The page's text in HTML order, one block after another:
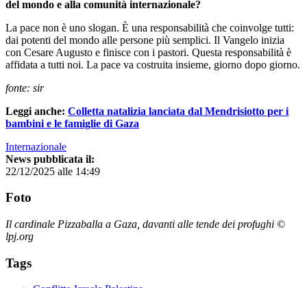
del mondo e alla comunità internazionale?
La pace non è uno slogan. È una responsabilità che coinvolge tutti:
dai potenti del mondo alle persone più semplici. Il Vangelo inizia
con Cesare Augusto e finisce con i pastori. Questa responsabilità è
affidata a tutti noi. La pace va costruita insieme, giorno dopo giorno.
fonte: sir
Leggi anche: Colletta natalizia lanciata dal Mendrisiotto per i
bambini e le famiglie di Gaza
Internazionale
News pubblicata il:
22/12/2025 alle 14:49
Foto
Il cardinale Pizzaballa a Gaza, davanti alle tende dei profughi ©
lpj.org
Tags